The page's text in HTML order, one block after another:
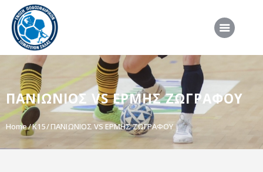
ΠΑΝΙΩΝΙΟΣ VS ΕΡΜΗΣ ΖΩΓΡΑΦΟΥ
Home K15 ΠΑΝΙΩΝΙΟΣ VS ΕΡΜΗΣ ΖΩΓΡΑΦΟΥ
ΑΡΧΙΚΗ
ΕΠΣΣ
ΔΙΟΡΓΑΝΩΣΕΙΣ
ΠΡΟΕΘΝΙΚΕΣ ΟΜΑΔΕΣ